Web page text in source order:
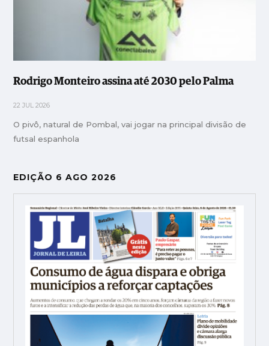
Rodrigo Monteiro assina até 2030 pelo Palma
22 JUL 2026
O pivô, natural de Pombal, vai jogar na principal divisão de
futsal espanhola
EDIÇÃO 6 AGO 2026